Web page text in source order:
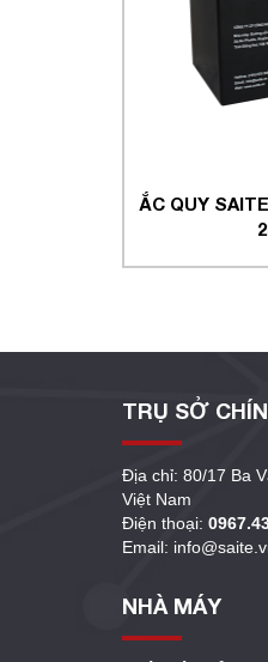
ẮC QUY
TRỤ SỞ
Địa chỉ: 80/17 Ba
Việt Nam
Điện thoại:
Email:
NHÀ MÁY